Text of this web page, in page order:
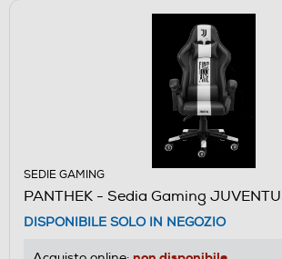
SEDIE GAMING
PANTHEK - Sedia Gaming
DISPONIBILE SOLO IN NEGOZIO